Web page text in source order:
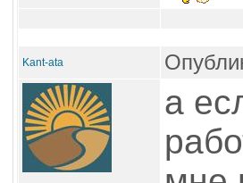
Kant-ata
а